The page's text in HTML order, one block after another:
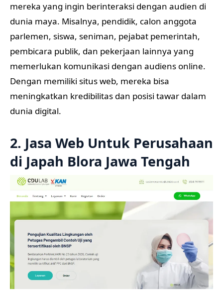
mereka yang ingin berinteraksi dengan audien di
dunia maya. Misalnya, pendidik, calon anggota
parlemen, siswa, seniman, pejabat pemerintah,
pembicara publik, dan pekerjaan lainnya yang
memerlukan komunikasi dengan audiens online.
Dengan memiliki situs web, mereka bisa
meningkatkan kredibilitas dan posisi tawar dalam
dunia digital.
2. Jasa Web Untuk Perusahaan
di Japah Blora Jawa Tengah